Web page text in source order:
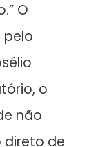
O
pelo
o
não
direto de